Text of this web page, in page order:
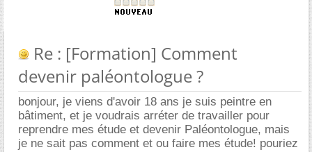
Re : [Formation] Comment
devenir paléontologue ?
bonjour, je viens d'avoir 18 ans je suis peintre en
bâtiment, et je voudrais arréter de travailler pour
reprendre mes étude et devenir Paléontologue, mais
je ne sait pas comment et ou faire mes étude! pouriez